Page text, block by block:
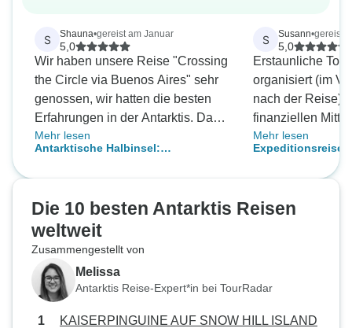
S Shauna•gereist am Januar
5,0
Wir haben unsere Reise "Crossing
the Circle via Buenos Aires" sehr
genossen, wir hatten die besten
Erfahrungen in der Antarktis. Das
Serviceteam und das
Expeditionsteam sind sehr
ursprünglichen Plan steht, dass
wir den Feuerland-Nationalpark
besuchen sollten und nicht die
Stadtrundfahrt in Ushuaia, als wir
am letzten Tag unserer Reise nach
Ushuaia zurückkamen. Alles
andere ist ausgezeichnet.
Mehr lesen
Antarktische Halbinsel:
S Susann•gereist
5,0
Erstaunliche
organisiert (im
nach der Reise).
finanziellen
unbedingt
Adventures war
Wahl als
uns die
Mehr lesen
Expeditionsreise
Die 10 besten Antarktis Reisen
weltweit
Zusammengestellt von
Melissa
Antarktis Reise-Expert*in bei TourRadar
KAISERPINGUINE AUF SNOW HILL ISLAND